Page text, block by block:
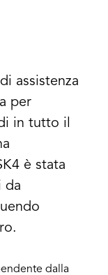
assistenza
per
in tutto il
è stata
da
dalla